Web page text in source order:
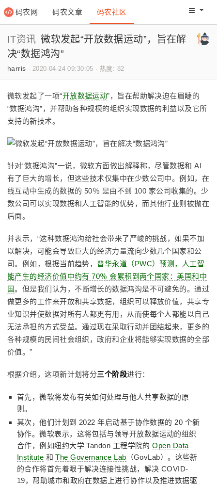
码农网 码农文章 码农社区 码农网
IT资讯 微软发起“开放数据运动”，旨在解
决“数据鸿沟”
harris · 2020-04-24 09:30:05 · 热度: 82
微软发起了一项“开放数据运动”，旨在帮助解决迫在眉睫的
“数据鸿沟”，并帮助各种规模的组织实现数据的利益以及它所
支持的新技术。
针对“数据鸿沟”一说，微软方面做出解释称，尽管数据和 AI
有了巨大的增长，但这些技术仅集中在少数公司中。例如，在
线互动中生成的数据的 50％ 是由不到 100 家公司收集的。少
数公司可以实现数据和人工智能的优势，而其他行业则被抛在
后面。
并表示，“这种数据鸿沟给社会带来了严峻的挑战，如果不加
以解决，可能会导致巨大的经济力量流向少数几个国家和公
司。例如，根据当前趋势，普华永道（PWC）预测，人工智
能产生的经济价值中约有 70％ 会累积到两个国家：美国和中
国。但是我们认为，不断增长的数据鸿沟是不可避免的。通过
做更多的工作来开放和共享数据，组织可以释放价值，共享专
业知识并使数据对所有人都更有用，从而使每个人都能以自己
无法承担的方式受益。通过现在采取行动并团结起来，更多的
各种规模的民间社会组织，政府和企业将能够实现数据的全部
价值。”
根据介绍，这项新计划将分三个阶段进行：
首先，微软将发布有关如何处理与他人共享数据的原
则。
其次，他们计划到 2022 年启动基于协作数据的 20 个新
协作。微软表示，这将包括与领导开放数据运动的组织
合作，例如纽约大学 Tandon 工程学院的Open Data
Institute 和The Governance Lab （GovLab）。这些新
的合作将首先着眼于解决连接性挑战，解决 COVID-
19，帮助城市和政府在数据上进行协作以及推进数据驱